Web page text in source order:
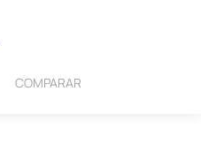
COMPARAR